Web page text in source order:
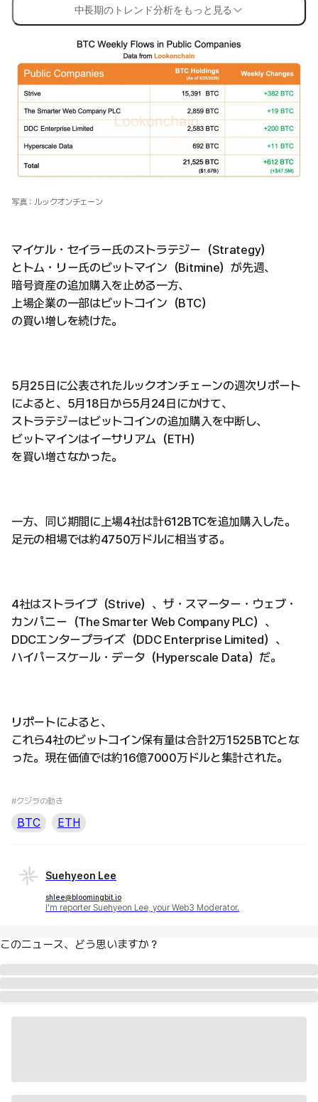
中長期のトレンド分析をもっと見る
写真：ルックオンチェーン
マイケル・セイラー氏のストラテジー（Strategy）
とトム・リー氏のビットマイン（Bitmine）が先週、
暗号資産の追加購入を止める一方、
上場企業の一部はビットコイン（BTC）
の買い増しを続けた。
5月25日に公表されたルックオンチェーンの週次リポート
によると、5月18日から5月24日にかけて、
ストラテジーはビットコインの追加購入を中断し、
ビットマインはイーサリアム（ETH）
を買い増さなかった。
一方、同じ期間に上場4社は計612BTCを追加購入した。
足元の相場では約4750万ドルに相当する。
4社はストライブ（Strive）、ザ・スマーター・ウェブ・
カンパニー（The Smarter Web Company PLC）、
DDCエンタープライズ（DDC Enterprise Limited）、
ハイパースケール・データ（Hyperscale Data）だ。
リポートによると、
これら4社のビットコイン保有量は合計2万1525BTCとな
った。現在価値では約16億7000万ドルと集計された。
#クジラの動き
BTC ETH
Suehyeon Lee
shlee@bloomingbit.io
I'm reporter Suehyeon Lee, your Web3 Moderator.
このニュース、どう思いますか？